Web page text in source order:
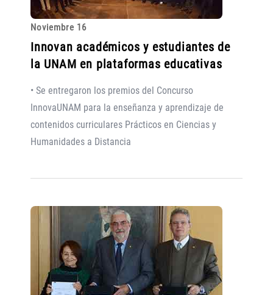
Noviembre 16
Innovan académicos y estudiantes de
la UNAM en plataformas educativas
• Se entregaron los premios del Concurso
InnovaUNAM para la enseñanza y aprendizaje de
contenidos curriculares Prácticos en Ciencias y
Humanidades a Distancia